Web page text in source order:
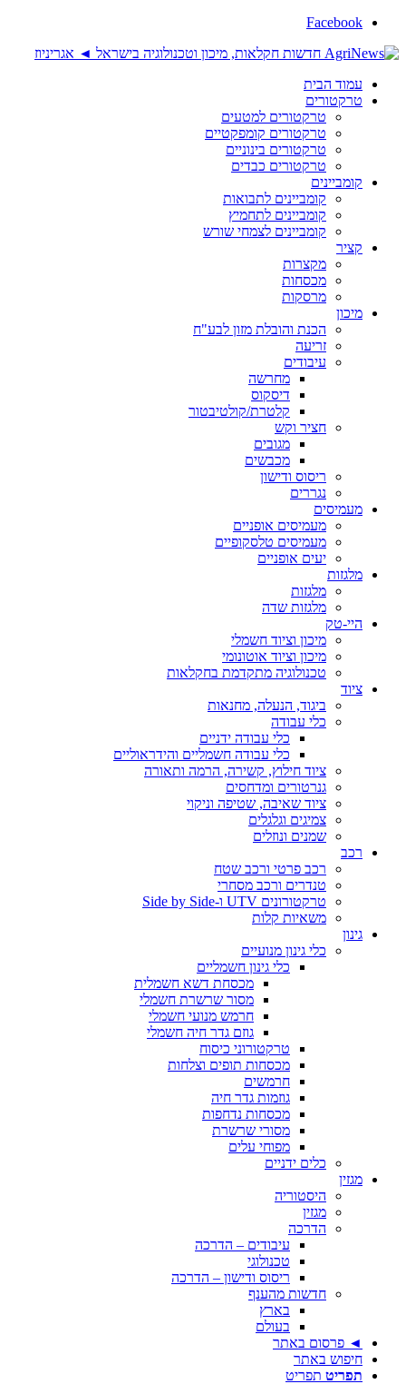
Facebook
עמוד הבית
טרקטורים
טרקטורים למטעים
טרקטורים קומפקטיים
טרקטורים בינוניים
טרקטורים כבדים
קומביינים
קומביינים לתבואות
קומביינים לתחמיץ
קומביינים לצמחי שורש
קציר
מקצרות
מכסחות
מרסקות
מיכון
הכנת והובלת מזון לבע"ח
זריעה
עיבודים
מחרשה
דיסקוס
קלטרת/קולטיבטור
חציר וקש
מגובים
מכבשים
ריסוס ודישון
נגררים
מעמיסים
מעמיסים אופניים
מעמיסים טלסקופיים
יעים אופניים
מלגזות
מלגזות
מלגזות שדה
היי-טק
מיכון וציוד חשמלי
מיכון וציוד אוטונומי
טכנולוגיה מתקדמת בחקלאות
ציוד
ביגוד, הנעלה, מחנאות
כלי עבודה
כלי עבודה ידניים
כלי עבודה חשמליים והידראוליים
ציוד חילוץ, קשירה, הרמה ותאורה
גנרטורים ומדחסים
ציוד שאיבה, שטיפה וניקוי
צמיגים וגלגלים
שמנים ונוזלים
רכב
רכב פרטי ורכב שטח
טנדרים ורכב מסחרי
טרקטורונים UTV ו-Side by Side
משאיות קלות
גינון
כלי גינון מנועיים
כלי גינון חשמליים
מכסחת דשא חשמלית
מסור שרשרת חשמלי
חרמש מנועי חשמלי
גוזם גדר חיה חשמלי
טרקטורוני כיסוח
מכסחות תופים וצלחות
חרמשים
גוזמות גדר חיה
מכסחות נדחפות
מסורי שרשרת
מפוחי עלים
כלים ידניים
מגזין
היסטוריה
מגזין
הדרכה
עיבודים – הדרכה
טכנולוגי
ריסוס ודישון – הדרכה
חדשות מהענף
בארץ
בעולם
◄ פרסום באתר
חיפוש באתר
תפריט תפריט